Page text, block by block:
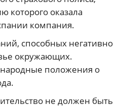
которого оказала
компания.
способных негативно
окружающих.
положения о
не должен быть